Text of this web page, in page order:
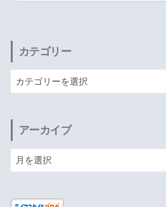
カテゴリー
アーカイブ